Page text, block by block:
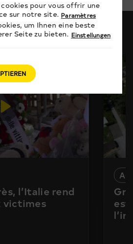
RELATION
l’Italie rend
victimes
est
pour vous offrir une
sur notre site. Paramètres
um Ihnen eine beste
Seite zu bieten. Einstellungen